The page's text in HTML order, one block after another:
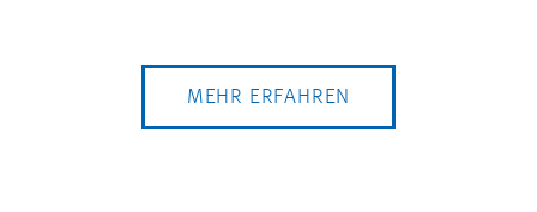
MEHR ERFAHREN